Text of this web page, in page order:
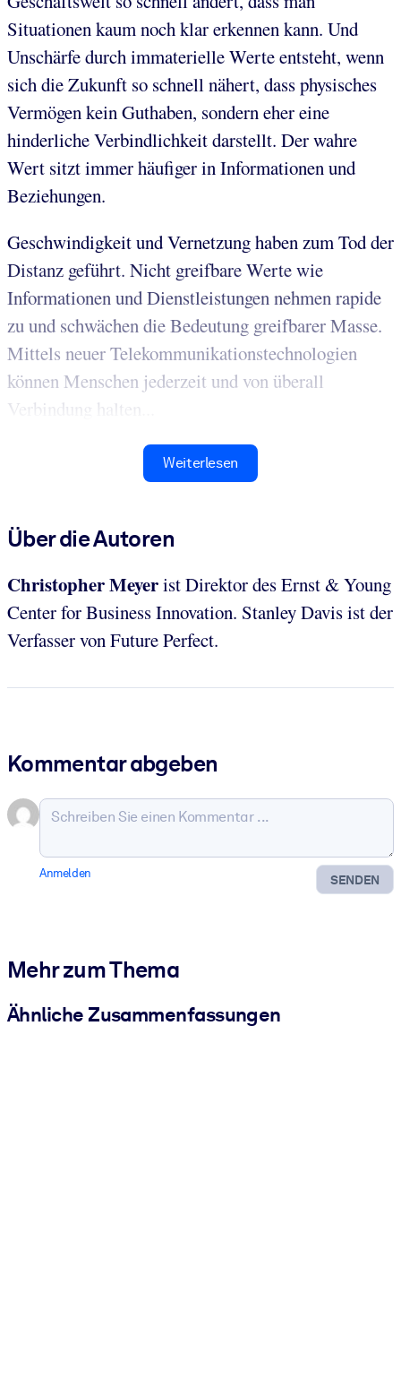
Situationen kaum noch klar erkennen kann. Und
Unschärfe durch immaterielle Werte entsteht, wenn
sich die Zukunft so schnell nähert, dass physisches
Vermögen kein Guthaben, sondern eher eine
hinderliche Verbindlichkeit darstellt. Der wahre
Wert sitzt immer häufiger in Informationen und
Beziehungen.
Geschwindigkeit und Vernetzung haben zum Tod der
Distanz geführt. Nicht greifbare Werte wie
Informationen und Dienstleistungen nehmen rapide
zu und schwächen die Bedeutung greifbarer Masse.
Mittels neuer Telekommunikationstechnologien
können Menschen jederzeit und von überall
Verbindung halten...
Weiterlesen
Über die Autoren
Christopher Meyerist Direktor des Ernst & Young
Center for Business Innovation. Stanley Davis ist der
Verfasser von Future Perfect.
Kommentar abgeben
SENDEN
Anmelden
Mehr zum Thema
Ähnliche Zusammenfassungen